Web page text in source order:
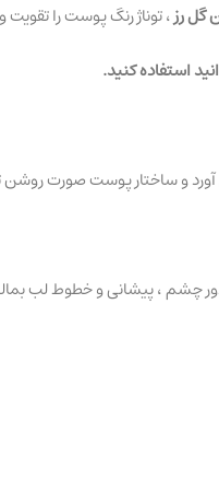
گل رز، توناژ رنگ پوست را
استفاده کنید.
و ساختار پوست صورت روشن
، پیشانی و خطوط لب